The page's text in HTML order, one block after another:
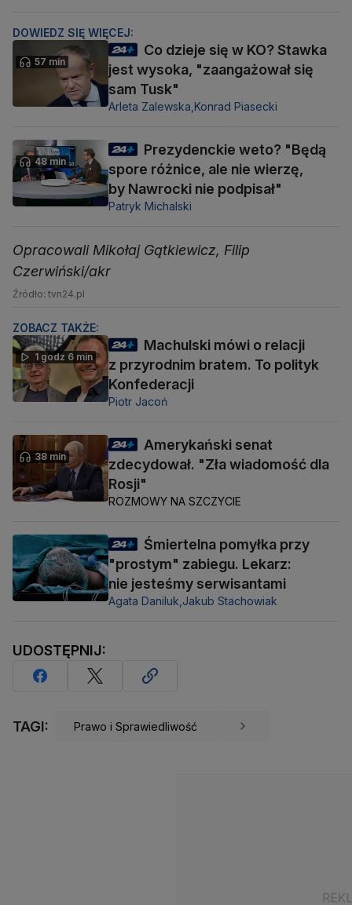
DOWIEDZ SIĘ WIĘCEJ:
57 min
Co dzieje się w KO? Stawka
jest wysoka, "zaangażował się
sam Tusk"
Arleta Zalewska, Konrad Piasecki
48 min
Prezydenckie weto? "Będą
spore różnice, ale nie wierzę,
by Nawrocki nie podpisał"
Patryk Michalski
Opracowali Mikołaj Gątkiewicz, Filip
Czerwiński/akr
Źródło: tvn24.pl
ZOBACZ TAKŻE:
1 godz 6 min
Machulski mówi o relacji
z przyrodnim bratem. To polityk
Konfederacji
Piotr Jacoń
38 min
Amerykański senat
zdecydował. "Zła wiadomość dla
Rosji"
ROZMOWY NA SZCZYCIE
Śmiertelna pomyłka przy
"prostym" zabiegu. Lekarz:
nie jesteśmy serwisantami
Agata Daniluk, Jakub Stachowiak
UDOSTĘPNIJ:
TAGI: Prawo i Sprawiedliwość